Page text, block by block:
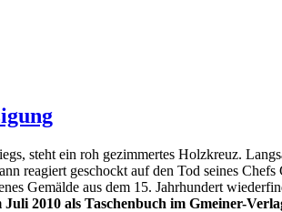
steht ein roh gezimmertes Holzkreuz.
reagiert geschockt auf den Tod seines
Gemälde aus dem 15. Jahrhundert
2010 als Taschenbuch im Gmeiner-